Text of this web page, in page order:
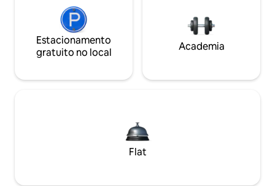
Estacionamento
gratuito no local
Academia
Flat